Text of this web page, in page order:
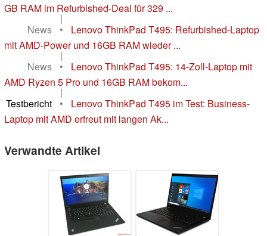
GB RAM im Refurbished-Deal für 329 ...
|
News
•
Lenovo ThinkPad T495: Refurbished-Laptop
mit AMD-Power und 16GB RAM wieder ...
|
News
•
Lenovo ThinkPad T495: 14-Zoll-Laptop mit
AMD Ryzen 5 Pro und 16GB RAM bekom...
|
Testbericht
•
Lenovo ThinkPad T495 im Test: Business-
Laptop mit AMD erfreut mit langen Ak...
Verwandte Artikel